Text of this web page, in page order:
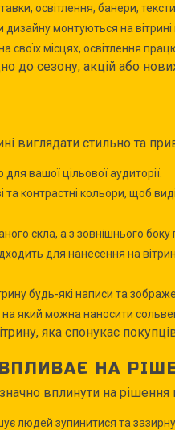
освітлення, банери,
монтуються на вітрині
своїх місцях, освітлення
до сезону, акцій або
виглядати стильно та
вашої цільової аудиторії.
та контрастні кольори, щоб
скла, а з зовнішнього боку
для нанесення на
будь-які написи та
який можна наносити
яка спонукає
НА
вплинути на рішення
людей зупинитися та